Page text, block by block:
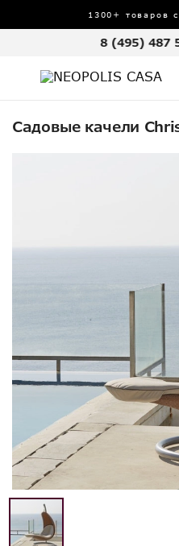
1300+ товаров
8 (495) 487
Садовые качели